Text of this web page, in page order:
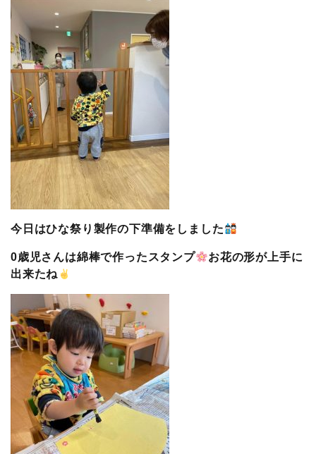
今日はひな祭り製作の下準備をしました
0歳児さんは綿棒で作ったスタンプ
お花の形が上手に
出来たね